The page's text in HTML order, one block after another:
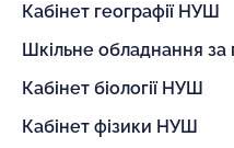
Кабінет географії НУШ
Шкільне обладнання
Кабінет біології НУШ
Кабінет фізики НУШ